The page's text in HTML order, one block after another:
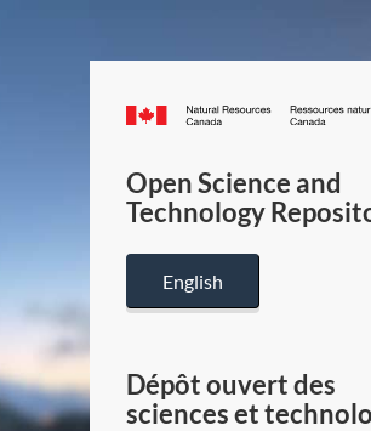
Canada.ca
Open Science and
Technology
English
Dépôt ouvert des
sciences et